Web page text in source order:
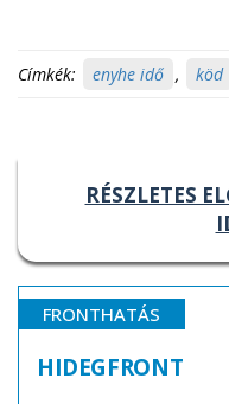
Címkék: enyhe idő , köd
RÉSZLETES
FRONTHATÁS
HIDEGFRONT